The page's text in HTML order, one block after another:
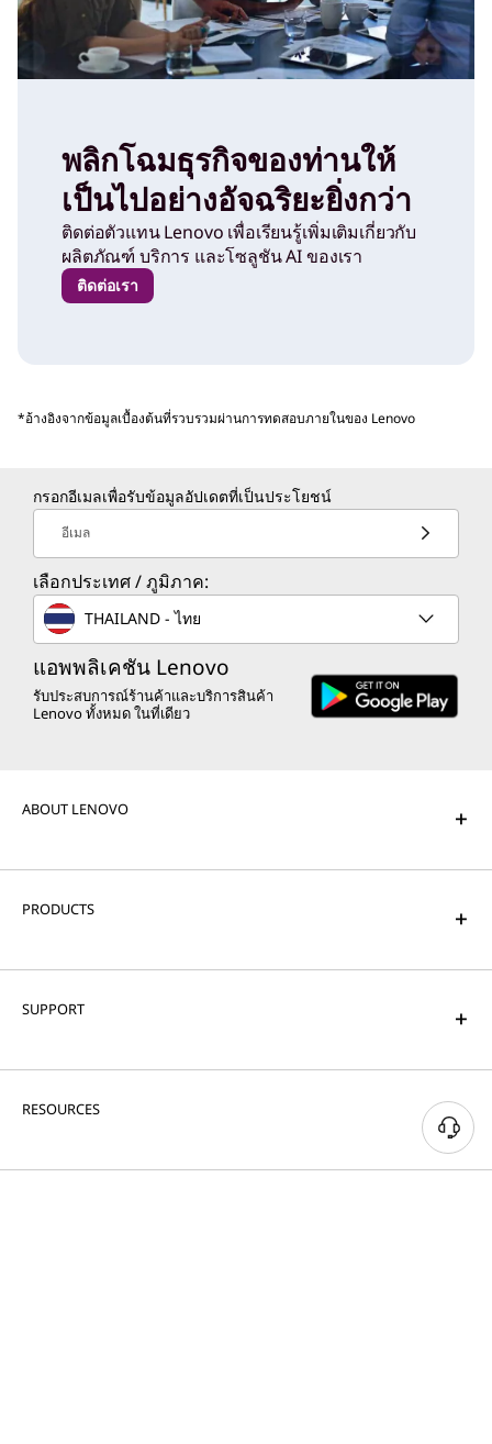
พลิกโฉมธุรกิจของท่านให้
เป็นไปอย่างอัจฉริยะยิ่งกว่า
ติดต่อตัวแทน Lenovo เพื่อเรียนรู้เพิ่มเติมเกี่ยวกับ
ผลิตภัณฑ์ บริการ และโซลูชัน AI ของเรา
ติดต่อเรา
*อ้างอิงจากข้อมูลเบื้องต้นที่รวบรวมผ่านการทดสอบภายในของ Lenovo
กรอกอีเมลเพื่อรับข้อมูลอัปเดตที่เป็นประโยชน์
อีเมล
เลือกประเทศ / ภูมิภาค:
THAILAND - ไทย
แอพพลิเคชัน Lenovo
รับประสบการณ์ร้านค้าและบริการสินค้า
Lenovo ทั้งหมด ในที่เดียว
ABOUT LENOVO
PRODUCTS
SUPPORT
RESOURCES